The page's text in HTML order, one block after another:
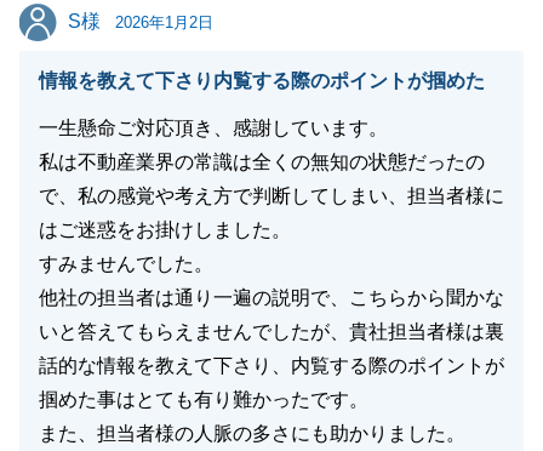
S様
S様 2026年1月2日
情報を教えて下さり内覧する際のポイントが掴めた
一生懸命ご対応頂き、感謝しています。
私は不動産業界の常識は全くの無知の状態だったの
で、私の感覚や考え方で判断してしまい、担当者様に
はご迷惑をお掛けしました。
すみませんでした。
他社の担当者は通り一遍の説明で、こちらから聞かな
いと答えてもらえませんでしたが、貴社担当者様は裏
話的な情報を教えて下さり、内覧する際のポイントが
掴めた事はとても有り難かったです。
また、担当者様の人脈の多さにも助かりました。